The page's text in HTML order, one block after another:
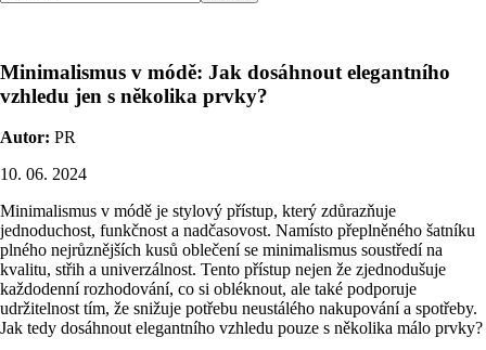
Minimalismus v módě: Jak dosáhnout elegantního
vzhledu jen s několika prvky?
Autor: PR
10. 06. 2024
Minimalismus v módě je stylový přístup, který zdůrazňuje
jednoduchost, funkčnost a nadčasovost. Namísto přeplněného šatníku
plného nejrůznějších kusů oblečení se minimalismus soustředí na
kvalitu, střih a univerzálnost. Tento přístup nejen že zjednodušuje
každodenní rozhodování, co si obléknout, ale také podporuje
udržitelnost tím, že snižuje potřebu neustálého nakupování a spotřeby.
Jak tedy dosáhnout elegantního vzhledu pouze s několika málo prvky?